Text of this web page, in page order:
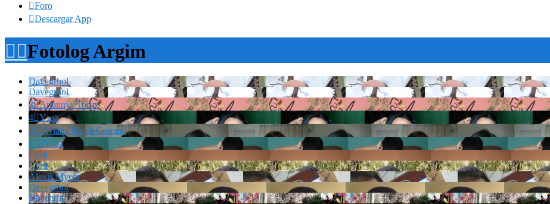
Foro
Descargar App
Fotolog Argim
Davegrhol
Davegrhol
3Ariannys Torres
4Ysaa
2Viviana Natali Coronel
15Ysaa
Cvril
Cvril
Alexis Myers
Davegrhol
Davegrhol